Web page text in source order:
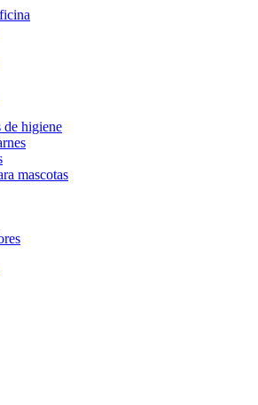
de higiene
mascotas